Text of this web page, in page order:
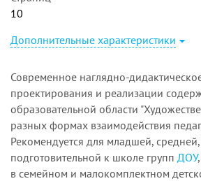
10
Дополнительные характеристики
Современное наглядно-
проектирования и реализации
образовательной области
разных формах взаимодействия
Рекомендуется для младшей,
подготовительной к школе групп ДОУ
в семейном и малокомплектном